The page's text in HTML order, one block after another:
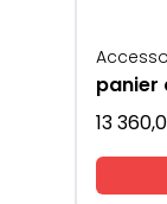
13